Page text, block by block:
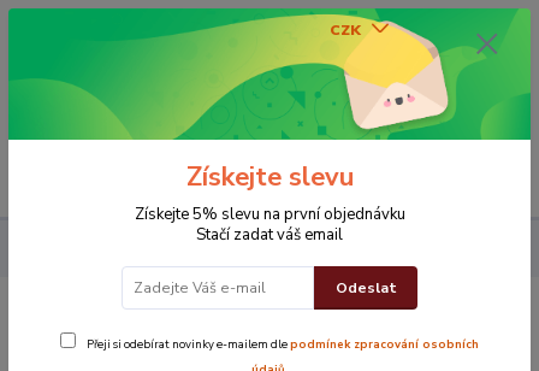
CZK
0 Kč
Ručník Orient žlutý
Získejte slevu
Získejte 5% slevu na první objednávku
Stačí zadat váš email
Odeslat
Přeji si odebírat novinky e-mailem dlepodmínek zpracování osobních